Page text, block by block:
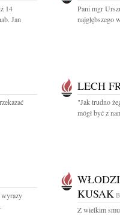
14
Jan
Pani mgr
najgłębszego
LECH
"Jak trudno
mógł być z
wyrazy
KUSAK
Z wielkim